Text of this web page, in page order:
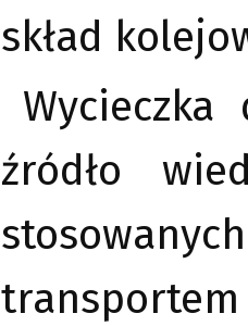
skład
źródło
transportem